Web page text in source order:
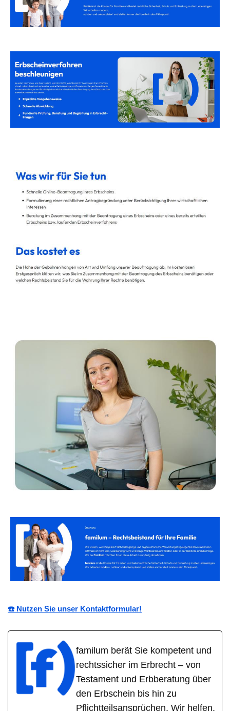
☎️ Nutzen Sie unser Kontaktformular!
familum berät Sie kompetent und
rechtssicher im Erbrecht – von
Testament und Erbberatung über
den Erbschein bis hin zu
Pflichtteilsansprüchen. Wir helfen,